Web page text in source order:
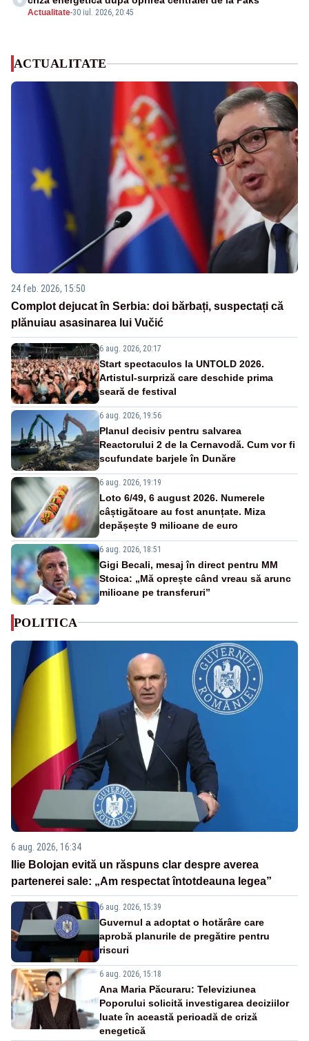
Actualitate-30 iul. 2026, 20:45
ACTUALITATE
24 feb. 2026, 15:50
Complot dejucat în Serbia: doi bărbați, suspectați că
plănuiau asasinarea lui Vučić
6 aug. 2026, 20:17
Start spectaculos la UNTOLD 2026.
Artistul-surpriză care deschide prima
seară de festival
6 aug. 2026, 19:56
Planul decisiv pentru salvarea
Reactorului 2 de la Cernavodă. Cum vor fi
scufundate barjele în Dunăre
6 aug. 2026, 19:19
Loto 6/49, 6 august 2026. Numerele
câștigătoare au fost anunțate. Miza
depășește 9 milioane de euro
6 aug. 2026, 18:51
Gigi Becali, mesaj în direct pentru MM
Stoica: „Mă oprește când vreau să arunc
milioane pe transferuri”
POLITICA
6 aug. 2026, 16:34
Ilie Bolojan evită un răspuns clar despre averea
partenerei sale: „Am respectat întotdeauna legea”
6 aug. 2026, 15:39
Guvernul a adoptat o hotărâre care
aprobă planurile de pregătire pentru
riscuri
6 aug. 2026, 15:18
Ana Maria Păcuraru: Televiziunea
Poporului solicită investigarea deciziilor
luate în această perioadă de criză
enegetică